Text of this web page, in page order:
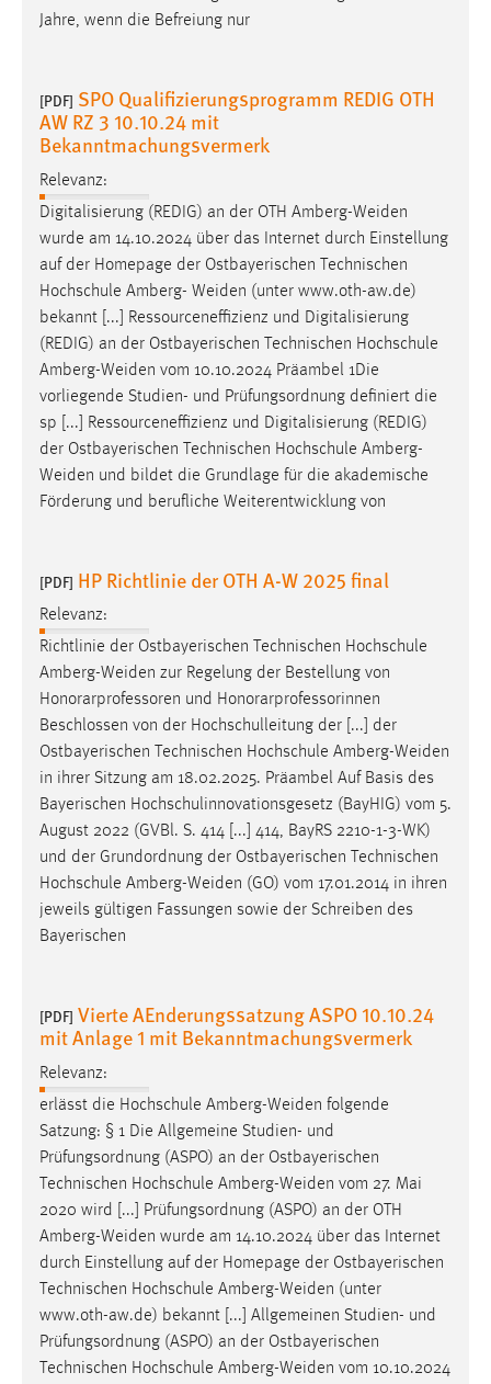
Jahre, wenn die Befreiung nur
[PDF] SPO Qualifizierungsprogramm REDIG OTH
AW RZ 3 10.10.24 mit
Bekanntmachungsvermerk
Relevanz:
Digitalisierung (REDIG) an der OTH Amberg-Weiden
wurde am 14.10.2024 über das Internet durch Einstellung
auf der Homepage der Ostbayerischen Technischen
Hochschule Amberg- Weiden (unter www.oth-aw.de)
bekannt [...] Ressourceneffizienz und Digitalisierung
(REDIG) an der Ostbayerischen Technischen Hochschule
Amberg-Weiden vom 10.10.2024 Präambel 1Die
vorliegende Studien- und Prüfungsordnung definiert die
sp [...] Ressourceneffizienz und Digitalisierung (REDIG)
der Ostbayerischen Technischen Hochschule Amberg-
Weiden und bildet die Grundlage für die akademische
Förderung und berufliche Weiterentwicklung von
[PDF] HP Richtlinie der OTH A-W 2025 final
Relevanz:
Richtlinie der Ostbayerischen Technischen Hochschule
Amberg-Weiden zur Regelung der Bestellung von
Honorarprofessoren und Honorarprofessorinnen
Beschlossen von der Hochschulleitung der [...] der
Ostbayerischen Technischen Hochschule Amberg-Weiden
in ihrer Sitzung am 18.02.2025. Präambel Auf Basis des
Bayerischen Hochschulinnovationsgesetz (BayHIG) vom 5.
August 2022 (GVBl. S. 414 [...] 414, BayRS 2210-1-3-WK)
und der Grundordnung der Ostbayerischen Technischen
Hochschule Amberg-Weiden (GO) vom 17.01.2014 in ihren
jeweils gültigen Fassungen sowie der Schreiben des
Bayerischen
[PDF] Vierte AEnderungssatzung ASPO 10.10.24
mit Anlage 1 mit Bekanntmachungsvermerk
Relevanz:
erlässt die Hochschule Amberg-Weiden folgende
Satzung: § 1 Die Allgemeine Studien- und
Prüfungsordnung (ASPO) an der Ostbayerischen
Technischen Hochschule Amberg-Weiden vom 27. Mai
2020 wird [...] Prüfungsordnung (ASPO) an der OTH
Amberg-Weiden wurde am 14.10.2024 über das Internet
durch Einstellung auf der Homepage der Ostbayerischen
Technischen Hochschule Amberg-Weiden (unter
www.oth-aw.de) bekannt [...] Allgemeinen Studien- und
Prüfungsordnung (ASPO) an der Ostbayerischen
Technischen Hochschule Amberg-Weiden vom 10.10.2024
Conversion-Tracking
Facebook Pixel
_fbp
Anbieter:
Facebook
Zweck:
Conversion-Tracking
Cookie Laufzeit:
3 Monate
EXTERNE MEDIEN
externen Medien Cookies gesetzt.
YouTube
Vimeo